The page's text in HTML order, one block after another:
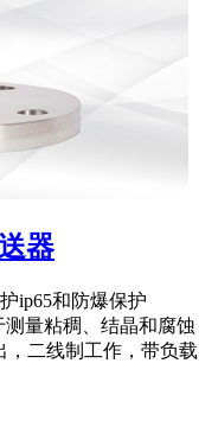
器
ip65和防爆保护
测量粘稠、结晶和腐蚀
，二线制工作，带负载